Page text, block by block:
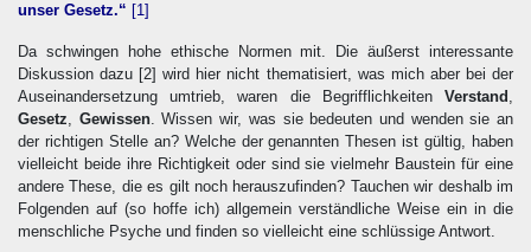
unser Gesetz.“ [1]
Da schwingen hohe ethische Normen mit. Die äußerst interessante
Diskussion dazu [2] wird hier nicht thematisiert, was mich aber bei der
Auseinandersetzung umtrieb, waren die Begrifflichkeiten Verstand ,
Gesetz, Gewissen. Wissen wir, was sie bedeuten und wenden sie an
der richtigen Stelle an? Welche der genannten Thesen ist gültig, haben
vielleicht beide ihre Richtigkeit oder sind sie vielmehr Baustein für eine
andere These, die es gilt noch herauszufinden? Tauchen wir deshalb im
Folgenden auf (so hoffe ich) allgemein verständliche Weise ein in die
menschliche Psyche und finden so vielleicht eine schlüssige Antwort.